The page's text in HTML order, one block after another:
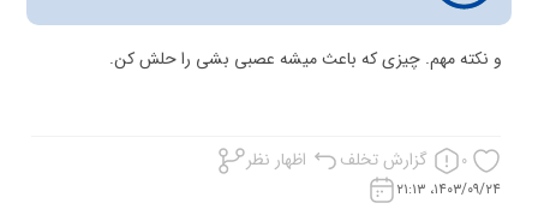
و نکته مهم. چیزی که باعث میشه عصبی بشی را حلش کن.
0 گزارش تخلف اظهار نظر
۱۴۰۳/۰۹/۲۴، ۲۱:۱۳